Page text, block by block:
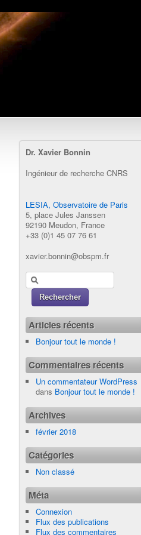
Dr. Xavier Bonnin
Ingénieur de recherche CNRS
LESIA, Observatoire de Paris
5, place Jules Janssen
92190 Meudon, France
+33 (0)1 45 07 76 61
xavier.bonnin@obspm.fr
Articles récents
Bonjour tout le monde !
Commentaires récents
Un commentateur WordPress
dans Bonjour tout le monde !
Archives
février 2018
Catégories
Non classé
Méta
Connexion
Flux des publications
Flux des commentaires